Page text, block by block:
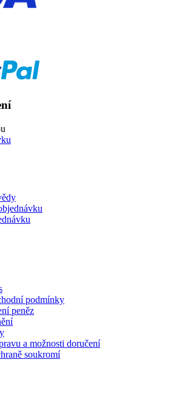
podmínky
peněz
a možnosti doručení
soukromí